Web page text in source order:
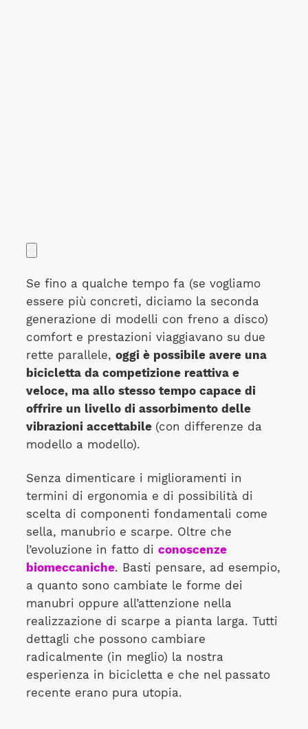
Se fino a qualche tempo fa (se vogliamo
essere più concreti, diciamo la seconda
generazione di modelli con freno a disco)
comfort e prestazioni viaggiavano su due
rette parallele, oggi è possibile avere una
bicicletta da competizione reattiva e
veloce, ma allo stesso tempo capace di
offrire un livello di assorbimento delle
vibrazioni accettabile (con differenze da
modello a modello).
Senza dimenticare i miglioramenti in
termini di ergonomia e di possibilità di
scelta di componenti fondamentali come
sella, manubrio e scarpe. Oltre che
l’evoluzione in fatto di conoscenze
biomeccaniche. Basti pensare, ad esempio,
a quanto sono cambiate le forme dei
manubri oppure all’attenzione nella
realizzazione di scarpe a pianta larga. Tutti
dettagli che possono cambiare
radicalmente (in meglio) la nostra
esperienza in bicicletta e che nel passato
recente erano pura utopia.